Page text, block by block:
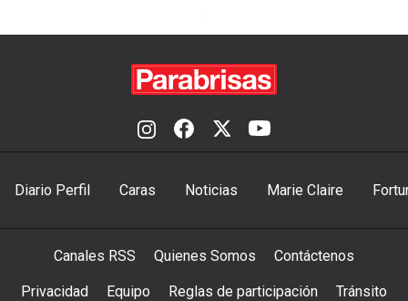
Diario Perfil Caras Noticias Marie Claire
Canales RSS Quienes Somos Contáctenos
Privacidad Equipo Reglas de participación Tránsito